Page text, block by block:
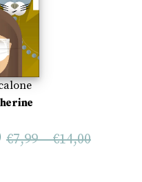
€7,99–€14,00